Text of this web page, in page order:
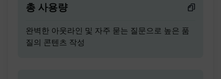
총 사용량
완벽한 아웃라인 및 자주 묻는 질문으로 높은 품
질의 콘텐츠 작성